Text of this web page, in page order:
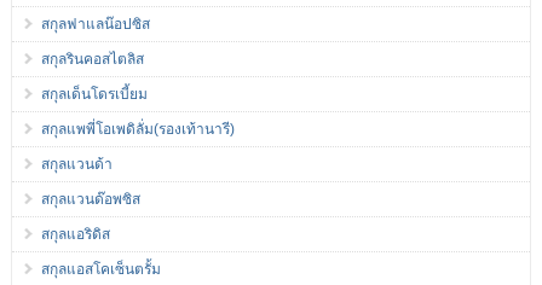
สกุลฟาแลน๊อปซิส
สกุลรินคอสไตลิส
สกุลเด็นโดรเบี้ยม
สกุลแพพี่โอเพดิลั่ม(รองเท้านารี)
สกุลแวนด้า
สกุลแวนด๊อพซิส
สกุลแอริดิส
สกุลแอสโคเซ็นตรั้ม